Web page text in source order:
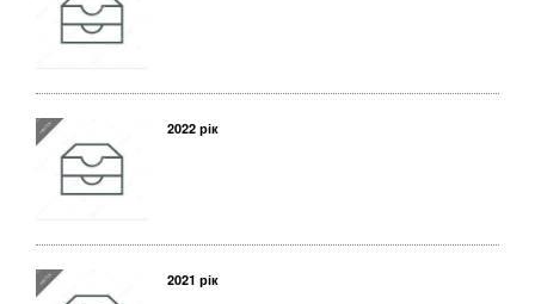
2022 рік
2021 рік